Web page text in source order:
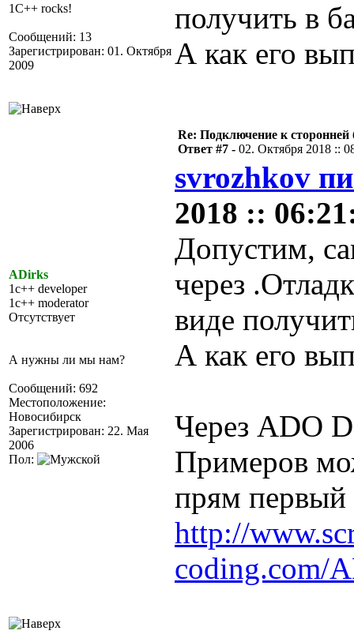
1C++ rocks!
Сообщений: 13
Зарегистрирован: 01. Октября
2009
получить в
А как его
ADirks
1c++ developer
1c++ moderator
Отсутствует
А нужны ли мы нам?
Сообщений: 692
Местоположение:
Новосибирск
Зарегистрирован: 22. Мая
2006
Пол:
Re: Подключение к сторонней
Ответ #7 - 02. Октября 2018 ::
svrozhkov
2018 ::
Допустим,
через
виде
А как его
Через ADO
Примеров
прям
http://
coding.com/